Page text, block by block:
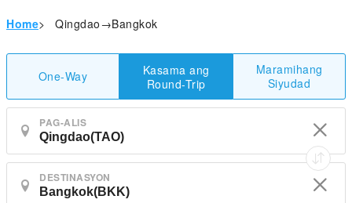
Home> Qingdao→Bangkok
One-Way
Kasama ang
Round-Trip
Maramihang
Siyudad
PAG-ALIS
DESTINASYON